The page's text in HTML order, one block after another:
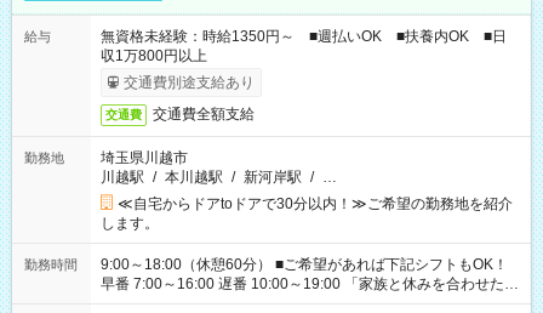
給与
無資格未経験：時給1350円～ ■週払いOK ■扶養内OK ■日
収1万800円以上
交通費別途支給あり
交通費 交通費全額支給
勤務地
埼玉県川越市
川越駅 / 本川越駅 / 新河岸駅 / …
≪自宅からドアtoドアで30分以内！≫ご希望の勤務地を紹介
します。
勤務時間
9:00～18:00（休憩60分） ■ご希望があれば下記シフトもOK！
早番 7:00～16:00 遅番 10:00～19:00 「家族と休みを合わせた
い」 「余裕を持って夕飯の準備がしたい」 「できれば残業はし